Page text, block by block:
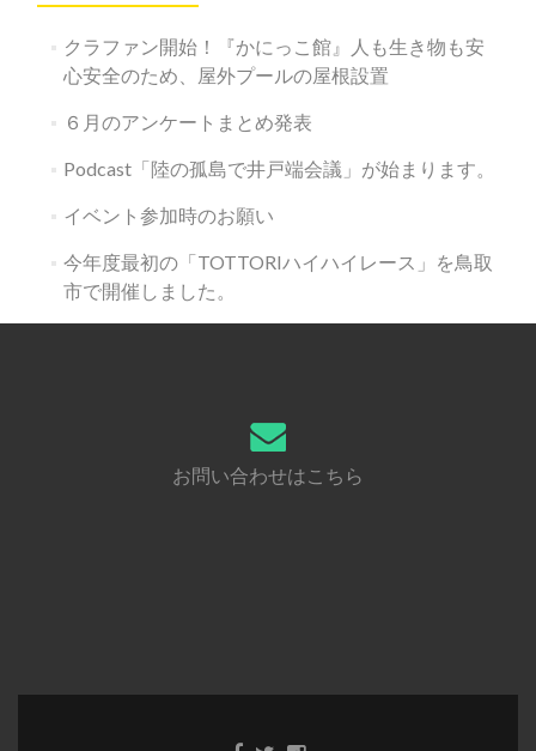
クラファン開始！『かにっこ館』人も生き物も安
心安全のため、屋外プールの屋根設置
６月のアンケートまとめ発表
Podcast「陸の孤島で井戸端会議」が始まります。
イベント参加時のお願い
今年度最初の「TOTTORIハイハイレース」を鳥取
市で開催しました。
お問い合わせはこちら